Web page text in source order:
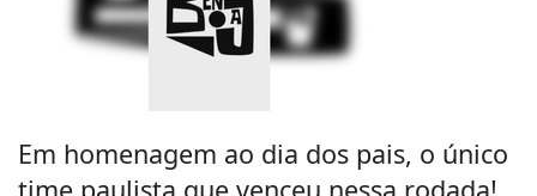
Em homenagem ao dia dos pais, o único